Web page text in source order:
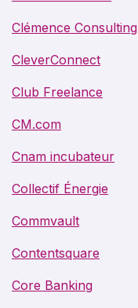
Clémence Consulting
CleverConnect
Club Freelance
CM.com
Cnam incubateur
Collectif Énergie
Commvault
Contentsquare
Core Banking